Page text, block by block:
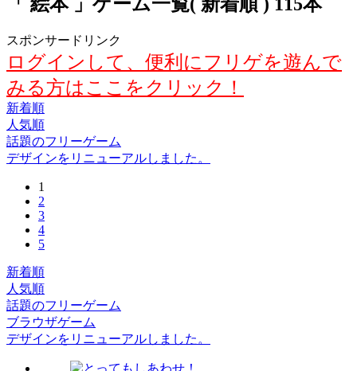
スポンサードリンク
ログインして、便利にフリゲを遊んで
みる方はここをクリック！
新着順
人気順
話題のフリーゲーム
デザインをリニューアルしました。
1
2
3
4
5
新着順
人気順
話題のフリーゲーム
ブラウザゲーム
デザインをリニューアルしました。